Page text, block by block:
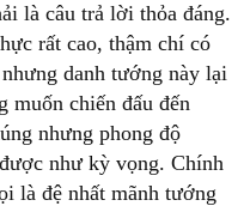
là câu trả lời thỏa đáng.
rất cao, thậm chí có
danh tướng này lại
chiến đấu đến
nhưng phong độ
như kỳ vọng. Chính
là đệ nhất mãnh tướng